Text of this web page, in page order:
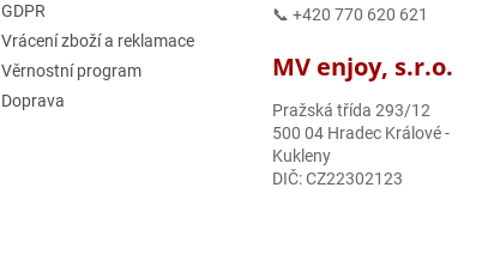
GDPR
Vrácení zboží a reklamace
Věrnostní program
Doprava
📞 +420 770 620 621
MV enjoy, s.r.o.
Pražská třída 293/12
500 04 Hradec Králové -
Kukleny
DIČ: CZ22302123